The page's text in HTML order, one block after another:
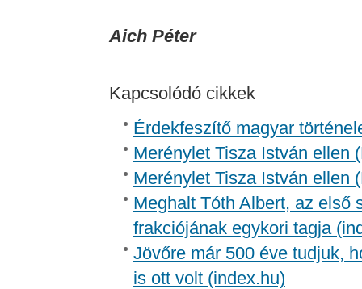
Aich Péter
Kapcsolódó cikkek
Érdekfeszítő magyar
Merénylet Tisza István ellen
Merénylet Tisza István ellen
Meghalt Tóth Albert, az első
frakciójának egykori tagja
Jövőre már 500 éve tudjuk,
is ott volt (index.hu)